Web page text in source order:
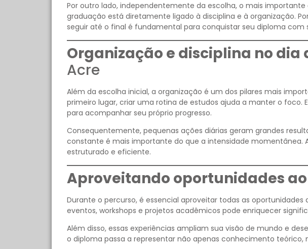
Por outro lado, independentemente da escolha, o mais
graduação está diretamente ligado à disciplina e à organização.
seguir até o final é fundamental para conquistar seu diploma com
Organização e disciplina no dia
Acre
Além da escolha inicial, a organização é um dos pilares mais
primeiro lugar, criar uma rotina de estudos ajuda a manter o foco.
para acompanhar seu próprio progresso.
Consequentemente, pequenas ações diárias geram grandes
constante é mais importante do que a intensidade momentânea.
estruturado e eficiente.
Aproveitando oportunidades
Durante o percurso, é essencial aproveitar todas as oportunidades
eventos, workshops e projetos acadêmicos pode enriquecer
Além disso, essas experiências ampliam sua visão de mundo e
o diploma passa a representar não apenas conhecimento